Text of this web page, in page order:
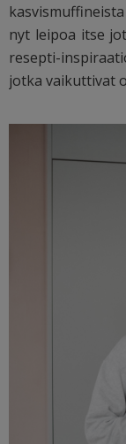
nyt leipoa itse
resepti-
jotka vaikuttivat